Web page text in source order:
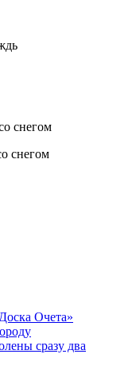
снегом
снегом
Очета»
сразу два